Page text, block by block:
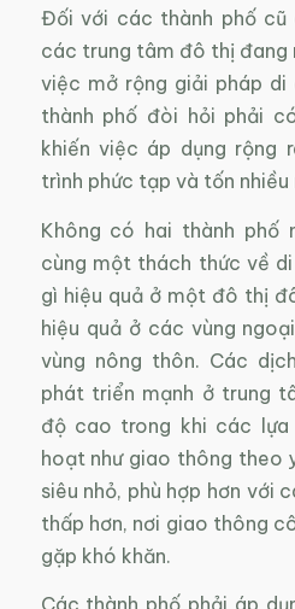
Đối với các thành phố
các trung tâm đô thị đang
việc mở rộng giải pháp di
thành phố đòi hỏi phải
khiến việc áp dụng rộng
trình phức tạp và tốn nhiều
Không có hai thành phố
cùng một thách thức về
gì hiệu quả ở một đô thị
hiệu quả ở các vùng
vùng nông thôn. Các
phát triển mạnh ở trung
độ cao trong khi các lựa
hoạt như giao thông theo
siêu nhỏ, phù hợp hơn với
thấp hơn, nơi giao thông
gặp khó khăn.